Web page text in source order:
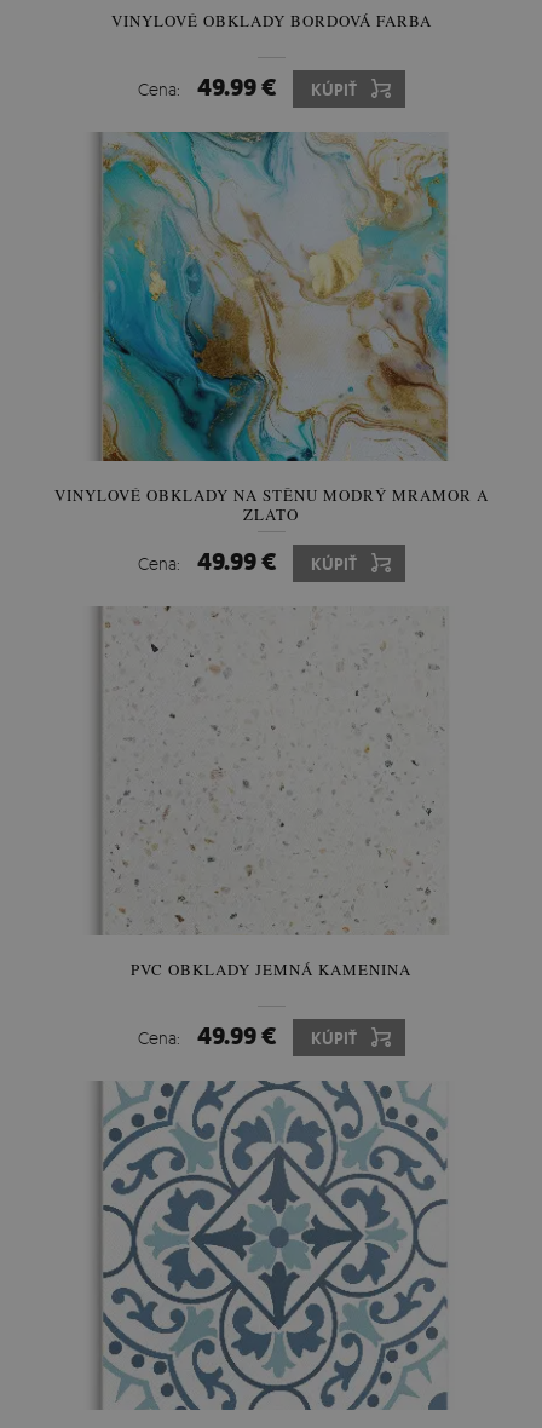
VINYLOVÉ OBKLADY BORDOVÁ FARBA
Cena: 49.99 € KÚPIŤ
VINYLOVÉ OBKLADY NA STĚNU MODRÝ MRAMOR A
ZLATO
Cena: 49.99 € KÚPIŤ
PVC OBKLADY JEMNÁ KAMENINA
Cena: 49.99 € KÚPIŤ